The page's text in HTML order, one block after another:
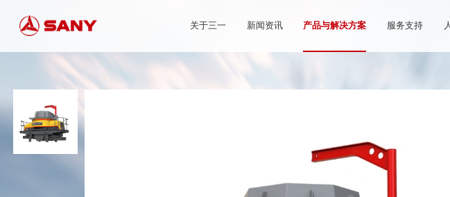
关于三一 新闻资讯 产品与解决方案 服务支持